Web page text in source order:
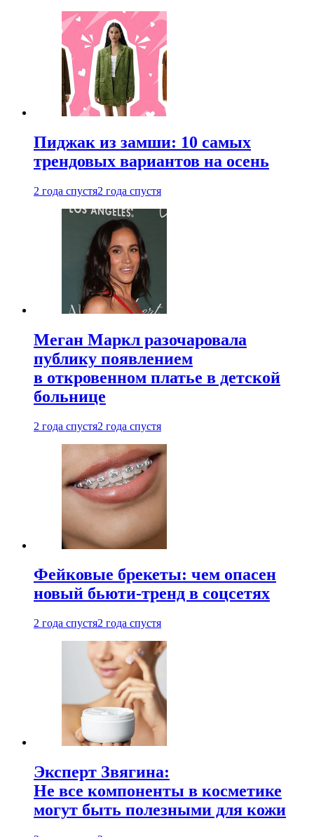
Пиджак из замши: 10 самых
трендовых вариантов на осень
2 года спустя2 года спустя
Меган Маркл разочаровала
публику появлением
в откровенном платье в детской
больнице
2 года спустя2 года спустя
Фейковые брекеты: чем опасен
новый бьюти-тренд в соцсетях
2 года спустя2 года спустя
Эксперт Звягина:
Не все компоненты в косметике
могут быть полезными для кожи